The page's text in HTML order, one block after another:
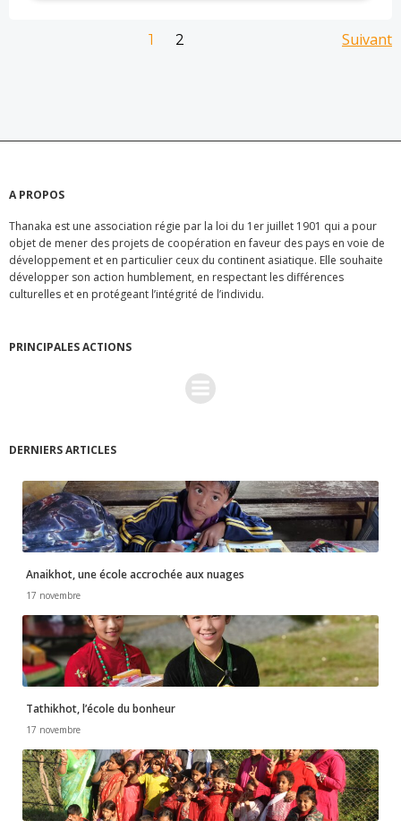
Page
1 Page
2 Suivant
A PROPOS
Thanaka est une association régie par la loi du 1er juillet 1901 qui a pour
objet de mener des projets de coopération en faveur des pays en voie de
développement et en particulier ceux du continent asiatique. Elle souhaite
développer son action humblement, en respectant les différences
culturelles et en protégeant l’intégrité de l’individu.
PRINCIPALES ACTIONS
DERNIERS ARTICLES
Anaikhot, une école accrochée aux nuages
17 novembre
Tathikhot, l’école du bonheur
17 novembre